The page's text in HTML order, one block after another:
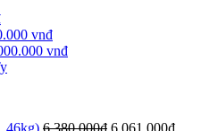
vnđ
vnđ
46kg) 6,380,000₫ 6,061,000₫